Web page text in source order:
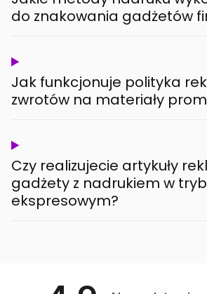
do znakowania gadżetów
Jak funkcjonuje polityka
zwrotów na materiały
Czy realizujecie artykuły
gadżety z nadrukiem w
ekspresowym?